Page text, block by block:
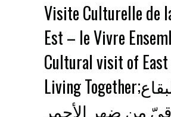
Visite Culturelle de
Est – le Vivre
Cultural visit of East
Living Together;زيارة البقاع
من ضهر الأحمر